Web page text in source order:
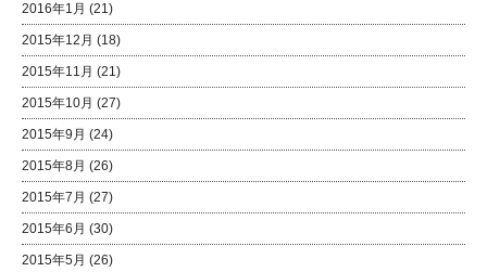
2016年1月 (21)
2015年12月 (18)
2015年11月 (21)
2015年10月 (27)
2015年9月 (24)
2015年8月 (26)
2015年7月 (27)
2015年6月 (30)
2015年5月 (26)